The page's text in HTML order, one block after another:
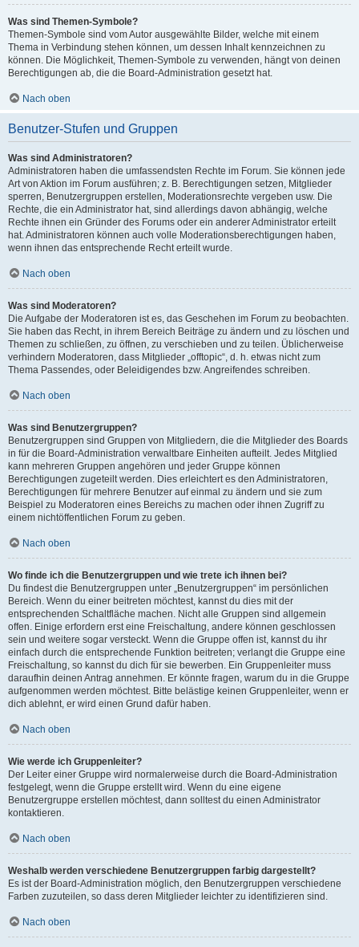
Was sind Themen-Symbole?
Themen-Symbole sind vom Autor ausgewählte Bilder, welche mit einem
Thema in Verbindung stehen können, um dessen Inhalt kennzeichnen zu
können. Die Möglichkeit, Themen-Symbole zu verwenden, hängt von deinen
Berechtigungen ab, die die Board-Administration gesetzt hat.
Nach oben
Benutzer-Stufen und Gruppen
Was sind Administratoren?
Administratoren haben die umfassendsten Rechte im Forum. Sie können jede
Art von Aktion im Forum ausführen; z. B. Berechtigungen setzen, Mitglieder
sperren, Benutzergruppen erstellen, Moderationsrechte vergeben usw. Die
Rechte, die ein Administrator hat, sind allerdings davon abhängig, welche
Rechte ihnen ein Gründer des Forums oder ein anderer Administrator erteilt
hat. Administratoren können auch volle Moderationsberechtigungen haben,
wenn ihnen das entsprechende Recht erteilt wurde.
Nach oben
Was sind Moderatoren?
Die Aufgabe der Moderatoren ist es, das Geschehen im Forum zu beobachten.
Sie haben das Recht, in ihrem Bereich Beiträge zu ändern und zu löschen und
Themen zu schließen, zu öffnen, zu verschieben und zu teilen. Üblicherweise
verhindern Moderatoren, dass Mitglieder „offtopic“, d. h. etwas nicht zum
Thema Passendes, oder Beleidigendes bzw. Angreifendes schreiben.
Nach oben
Was sind Benutzergruppen?
Benutzergruppen sind Gruppen von Mitgliedern, die die Mitglieder des Boards
in für die Board-Administration verwaltbare Einheiten aufteilt. Jedes Mitglied
kann mehreren Gruppen angehören und jeder Gruppe können
Berechtigungen zugeteilt werden. Dies erleichtert es den Administratoren,
Berechtigungen für mehrere Benutzer auf einmal zu ändern und sie zum
Beispiel zu Moderatoren eines Bereichs zu machen oder ihnen Zugriff zu
einem nichtöffentlichen Forum zu geben.
Nach oben
Wo finde ich die Benutzergruppen und wie trete ich ihnen bei?
Du findest die Benutzergruppen unter „Benutzergruppen“ im persönlichen
Bereich. Wenn du einer beitreten möchtest, kannst du dies mit der
entsprechenden Schaltfläche machen. Nicht alle Gruppen sind allgemein
offen. Einige erfordern erst eine Freischaltung, andere können geschlossen
sein und weitere sogar versteckt. Wenn die Gruppe offen ist, kannst du ihr
einfach durch die entsprechende Funktion beitreten; verlangt die Gruppe eine
Freischaltung, so kannst du dich für sie bewerben. Ein Gruppenleiter muss
daraufhin deinen Antrag annehmen. Er könnte fragen, warum du in die Gruppe
aufgenommen werden möchtest. Bitte belästige keinen Gruppenleiter, wenn er
dich ablehnt, er wird einen Grund dafür haben.
Nach oben
Wie werde ich Gruppenleiter?
Der Leiter einer Gruppe wird normalerweise durch die Board-Administration
festgelegt, wenn die Gruppe erstellt wird. Wenn du eine eigene
Benutzergruppe erstellen möchtest, dann solltest du einen Administrator
kontaktieren.
Nach oben
Weshalb werden verschiedene Benutzergruppen farbig dargestellt?
Es ist der Board-Administration möglich, den Benutzergruppen verschiedene
Farben zuzuteilen, so dass deren Mitglieder leichter zu identifizieren sind.
Nach oben